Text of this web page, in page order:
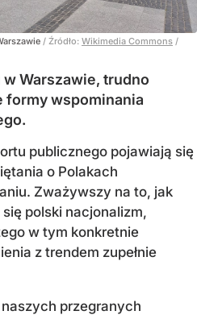
/ Źródło: Wikimedia Commons /
Warszawie, trudno
formy wspominania
publicznego pojawiają się
o Polakach
Zważywszy na to, jak
polski nacjonalizm,
w tym konkretnie
z trendem zupełnie
przegranych